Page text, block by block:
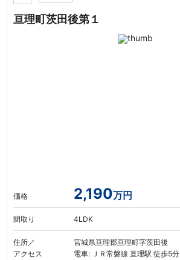
亘理町茨田後第１
価格 2,190万円
間取り 4LDK
住所／
アクセス
宮城県亘理郡亘理町字茨田後
電車: ＪＲ常磐線 亘理駅 徒歩5分